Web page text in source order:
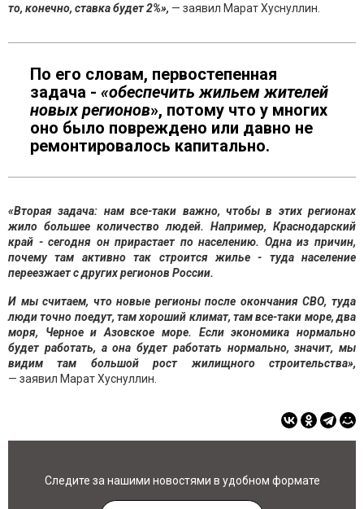
то, конечно, ставка будет 2%», — заявил Марат Хуснуллин.
По его словам, первостепенная
задача - «обеспечить жильем жителей
новых регионов», потому что у многих
оно было повреждено или давно не
ремонтировалось капитально.
«Вторая задача: нам все-таки важно, чтобы в этих регионах
жило большее количество людей. Например, Краснодарский
край - сегодня он прирастает по населению. Одна из причин,
почему там активно так строится жилье - туда население
переезжает с других регионов России.
И мы считаем, что новые регионы после окончания СВО, туда
люди точно поедут, там хороший климат, там все-таки море, два
моря, Черное и Азовское море. Если экономика нормально
будет работать, а она будет работать нормально, значит, мы
видим там большой рост жилищного строительства»,
— заявил Марат Хуснуллин.
Следите за нашими новостями в удобном формате